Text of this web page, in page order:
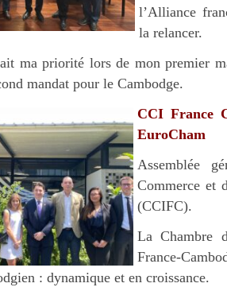
l’Alliance
la relancer.
ma priorité lors de mon premier
mandat pour le Cambodge.
CCI France
EuroCham
Assemblée
Commerce et
(CCIFC).
La Chambre
France-
: dynamique et en croissance.